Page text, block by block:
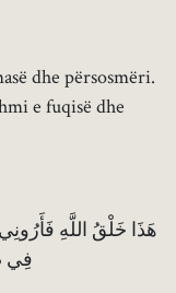
dhe përsosmëri.
e fuqisë dhe
هَذَا خَلْقُ اللَّهِ
فِي